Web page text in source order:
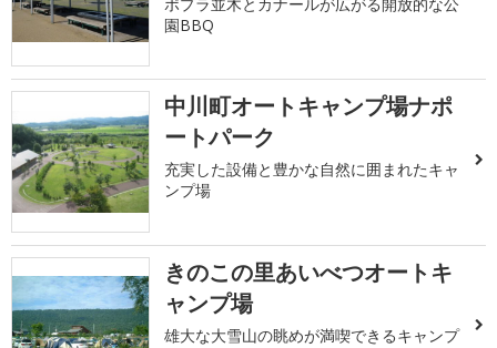
園BBQ
中川町オートキャンプ場ナポ
ートパーク
充実した設備と豊かな自然に囲まれたキャ
ンプ場
きのこの里あいべつオートキ
ャンプ場
雄大な大雪山の眺めが満喫できるキャンプ